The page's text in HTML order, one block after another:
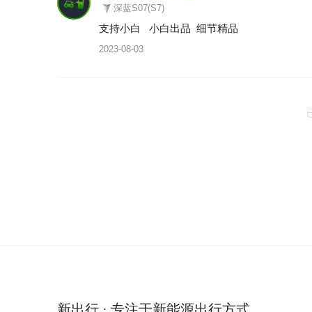
深蓝S07(S7)
支持小白   小白出品  细节精品
2023-08-03